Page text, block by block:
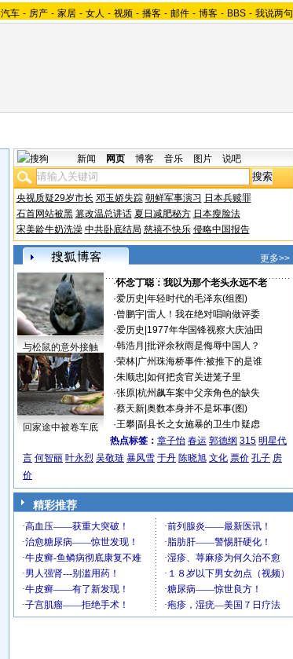
汽车 - 房产 - 家居 - 女人 - 视频 - 播客 - 邮件 - 博客 - BBS - 我说两句
新闻 网页 博客 音乐 图片 说吧
央视质疑29岁市长 邓玉娇失踪 朝鲜军事演习 日本兵赎罪
石首网站被黑 篡改温总讲话 夏日减肥秘方 日本瘦脸法
宋美龄牛奶洗澡 中共卧底结局 慈禧不快乐 侵略中国报告
更多>>
与松鼠的意外接触
回家途中被卷车底
·怀念丁聪：我以为那个老头永远不老
·爱历史 年轻时代的毛泽东(组图)
·曾鹏宇| 雷人！我在绝对唱响做评委
·爱历史 1977年华国锋视察大庆油田
·韩浩月 批评余秋雨是侮辱中国人？
·荣林| 广州珠海桥事件:被推下的是谁
·朱顺忠 如何把贪官关进笼子里
·张原| 杭州飙车案中父亲角色的缺失
·蔡天新| 奥数本身并不是坏事(图)
·王攀| 副县长之女施暴的卫生巾疑虑
热点标签： 章子怡 春运 郭德纲 315 明星代
言 何智丽 叶永烈 吴敬琏 暴风雪 于丹 陈晓旭 文化 票价 孔子 房
价
精彩推荐